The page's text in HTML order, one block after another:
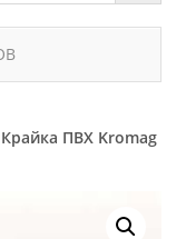
ПВХ Kromag